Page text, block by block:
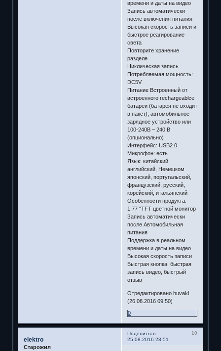
времени и даты на видео
Запись автоматически
после включения питания
Высокая скорость записи и
быстрое реагирование
света
Повторите хранение
разделе
Циклическая запись
Потребляемая мощность:
DC5V
Питание Встроенный от
встроенного rechargeablce
батареи (батарея не входит
в пакет), автомобильное
зарядное устройство или
100-240В ~ 240 В
(опционально)
Интерфейс: USB2.0
Микрофон: есть
Язык: китайский,
английский, Немецком
японский, португальский,
французский, русский,
корейский, итальянский
Особенности продукта:
1.77 "TFT цветной монитор
Запись автоматически
после Автомобильная
питания
Поддержка в реальном
времени и даты на видео
Высокая скорость записи
Быстрая кнопка, быстрая
запись видео, быстрый
отзыв
Отредактировано huvaki
(26.08.2016 09:50)
0
Поделиться
10
25.08.2016 23:51
elektro
Старожил